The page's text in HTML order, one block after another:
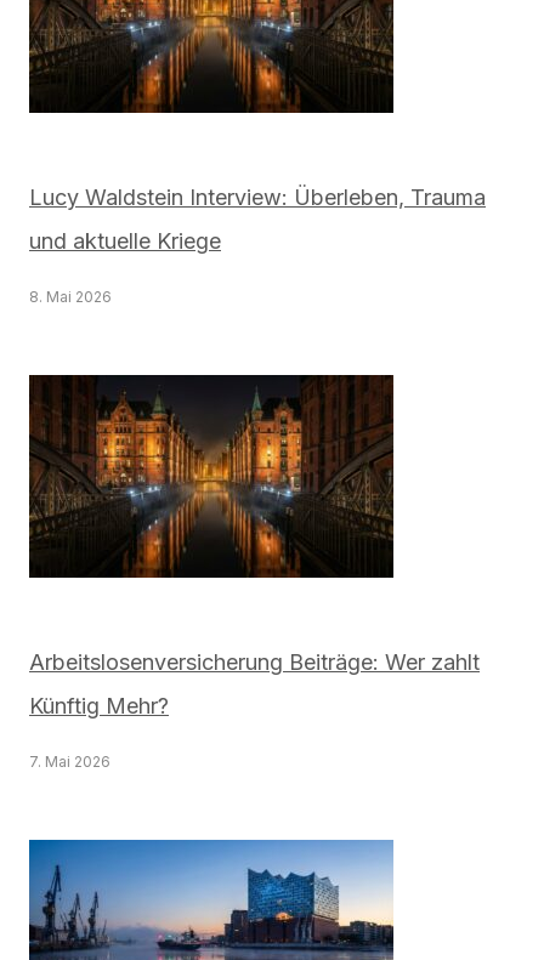
Lucy Waldstein Interview: Überleben, Trauma
und aktuelle Kriege
8. Mai 2026
Arbeitslosenversicherung Beiträge: Wer zahlt
Künftig Mehr?
7. Mai 2026